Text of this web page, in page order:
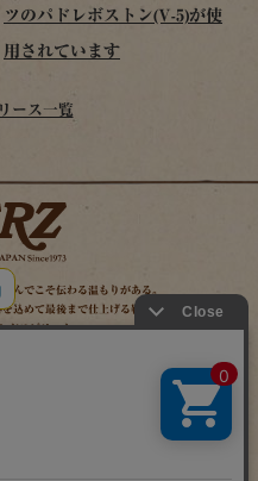
ツのパドレボストン(V-5)が使
用されています
ース一覧
んでこそ伝わる温もりがある。
込めて最後まで仕上げる鞄作り。
ドスピリット。